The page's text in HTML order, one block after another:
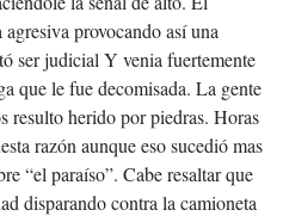
provocando así una
ser judicial Y venia fuertemente
que le fue decomisada. La gente
resulto herido por piedras. Horas
razón aunque eso sucedió mas
“el paraíso”. Cabe resaltar que
disparando contra la camioneta